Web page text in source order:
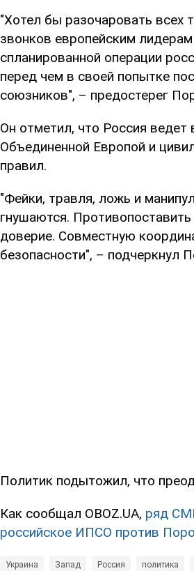
"Хотел бы разочаровать всех
звонков европейским
спланированной операции
перед чем в своей попытке
союзников", – предостерег
Он отметил, что Россия ведет
Объединенной Европой и
правил.
"Фейки, травля, ложь и
гнушаются.
доверие. Совместную
безопасности", – подчеркнул
Политик подытожил, что
Как сообщал OBOZ.UA, ряд
российское ИПСО против
Украина Запад Россия политика